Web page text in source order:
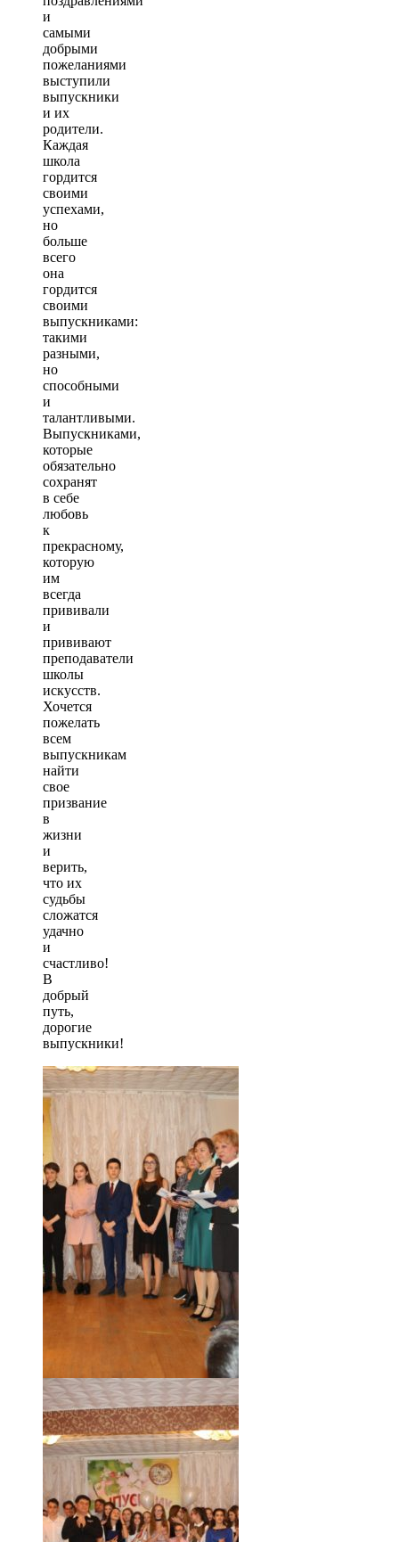
и
самыми
добрыми
пожеланиями
выступили
выпускники
и их
родители.
Каждая
школа
гордится
своими
успехами,
но
больше
всего
она
гордится
своими
выпускниками:
такими
разными,
но
способными
и
талантливыми.
Выпускниками,
которые
обязательно
сохранят
в себе
любовь
к
прекрасному,
которую
им
всегда
прививали
и
прививают
преподаватели
школы
искусств.
Хочется
пожелать
всем
выпускникам
найти
свое
призвание
в
жизни
и
верить,
что их
судьбы
сложатся
удачно
и
счастливо!
В
добрый
путь,
дорогие
выпускники!
18.05.19 (19)